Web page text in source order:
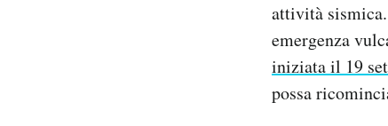
attività
emergenza
iniziata il 19
possa